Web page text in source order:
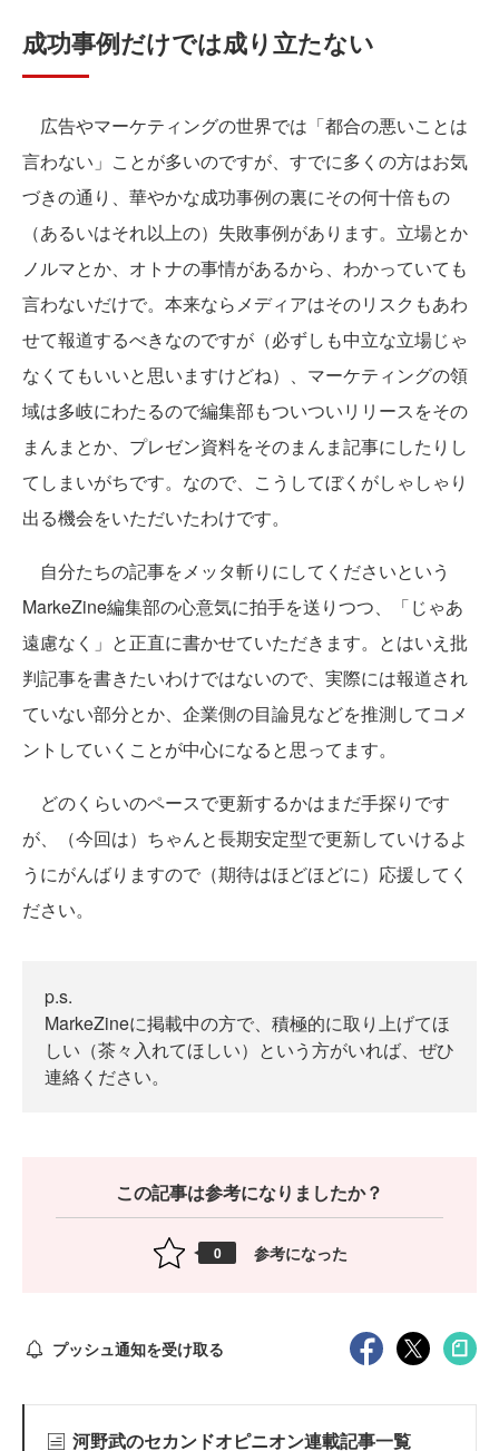
成功事例だけでは成り立たない
広告やマーケティングの世界では「都合の悪いことは
言わない」ことが多いのですが、すでに多くの方はお気
づきの通り、華やかな成功事例の裏にその何十倍もの
（あるいはそれ以上の）失敗事例があります。立場とか
ノルマとか、オトナの事情があるから、わかっていても
言わないだけで。本来ならメディアはそのリスクもあわ
せて報道するべきなのですが（必ずしも中立な立場じゃ
なくてもいいと思いますけどね）、マーケティングの領
域は多岐にわたるので編集部もついついリリースをその
まんまとか、プレゼン資料をそのまんま記事にしたりし
てしまいがちです。なので、こうしてぼくがしゃしゃり
出る機会をいただいたわけです。
自分たちの記事をメッタ斬りにしてくださいという
MarkeZine編集部の心意気に拍手を送りつつ、「じゃあ
遠慮なく」と正直に書かせていただきます。とはいえ批
判記事を書きたいわけではないので、実際には報道され
ていない部分とか、企業側の目論見などを推測してコメ
ントしていくことが中心になると思ってます。
どのくらいのペースで更新するかはまだ手探りです
が、（今回は）ちゃんと長期安定型で更新していけるよ
うにがんばりますので（期待はほどほどに）応援してく
ださい。
p.s.
MarkeZineに掲載中の方で、積極的に取り上げてほ
しい（茶々入れてほしい）という方がいれば、ぜひ
連絡ください。
この記事は参考になりましたか？
0 参考になった
プッシュ通知を受け取る
河野武のセカンドオピニオン連載記事一覧